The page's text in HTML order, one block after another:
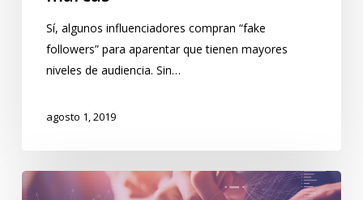
Sí, algunos influenciadores compran “fake
followers” para aparentar que tienen mayores
niveles de audiencia. Sin…
agosto 1, 2019